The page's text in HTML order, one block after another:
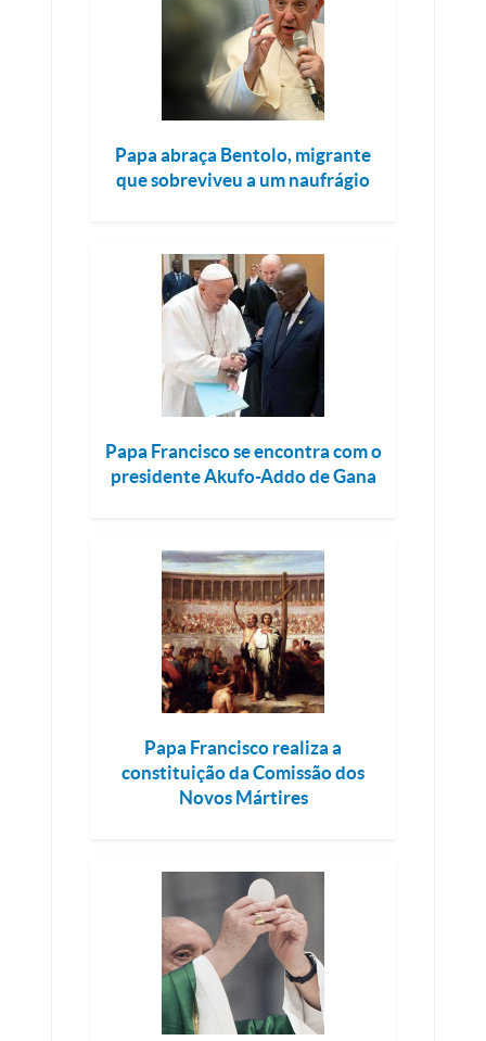
Papa abraça Bentolo, migrante
que sobreviveu a um naufrágio
Papa Francisco se encontra com o
presidente Akufo-Addo de Gana
Papa Francisco realiza a
constituição da Comissão dos
Novos Mártires